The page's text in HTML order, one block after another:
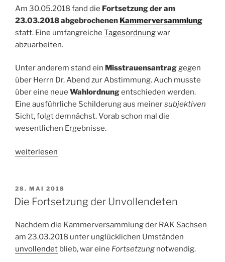
der
Unvollendeten“
Am 30.05.2018 fand die Fortsetzung der am
23.03.2018 abgebrochenen Kammerversammlung
statt. Eine umfangreiche Tagesordnungwar
abzuarbeiten.
Unter anderem stand ein Misstrauensantraggegen
über Herrn Dr. Abend zur Abstimmung. Auch musste
über eine neue Wahlordnungentschieden werden.
Eine ausführliche Schilderung aus meinersubjektiven
Sicht, folgt demnächst. Vorab schon mal die
wesentlichen Ergebnisse.
„Kurzmitteilung
2018“
weiterlesen
VERÖFFENTLICHT
AM
28. MAI 2018
Die Fortsetzung der Unvollendeten
Nachdem die Kammerversammlung der RAK Sachsen
am 23.03.2018 unter unglücklichen Umständen
unvollendet blieb, war eine Fortsetzung notwendig.